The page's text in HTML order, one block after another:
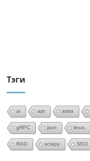
Тэги
ai apt astra
gRPC json linux.
RAG scrapy SEO